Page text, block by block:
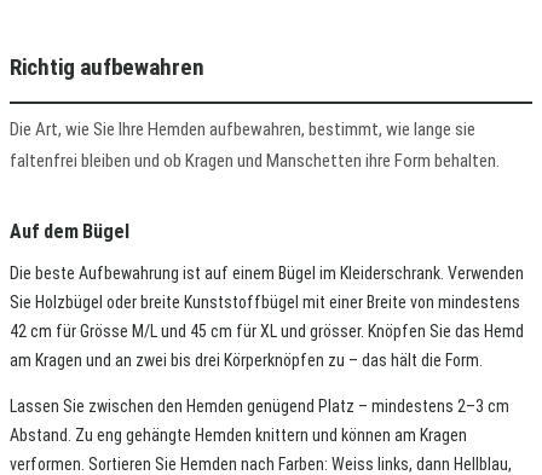
Richtig aufbewahren
Die Art, wie Sie Ihre Hemden aufbewahren, bestimmt, wie lange sie
faltenfrei bleiben und ob Kragen und Manschetten ihre Form behalten.
Auf dem Bügel
Die beste Aufbewahrung ist auf einem Bügel im Kleiderschrank. Verwenden
Sie Holzbügel oder breite Kunststoffbügel mit einer Breite von mindestens
42 cm für Grösse M/L und 45 cm für XL und grösser. Knöpfen Sie das Hemd
am Kragen und an zwei bis drei Körperknöpfen zu – das hält die Form.
Lassen Sie zwischen den Hemden genügend Platz – mindestens 2–3 cm
Abstand. Zu eng gehängte Hemden knittern und können am Kragen
verformen. Sortieren Sie Hemden nach Farben: Weiss links, dann Hellblau,